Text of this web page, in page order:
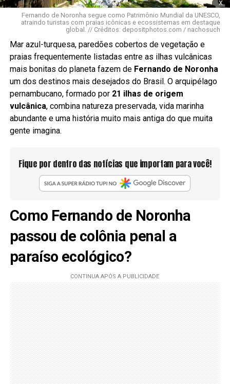
x
Fernando de Noronha segue como Patrimônio Mundial da UNESCO,
atraindo turistas com praias icônicas e ecossistemas em destaque
global. // Créditos: depositphotos.com / nachosuch
Mar azul-turquesa, paredões cobertos de vegetação e
praias frequentemente listadas entre as ilhas vulcânicas
mais bonitas do planeta fazem de Fernando de Noronha
um dos destinos mais desejados do Brasil. O arquipélago
pernambucano, formado por 21 ilhas de origem
vulcânica, combina natureza preservada, vida marinha
abundante e uma história muito mais antiga do que muita
gente imagina.
Fique por dentro das notícias que importam para você!
Como Fernando de Noronha
passou de colônia penal a
paraíso ecológico?